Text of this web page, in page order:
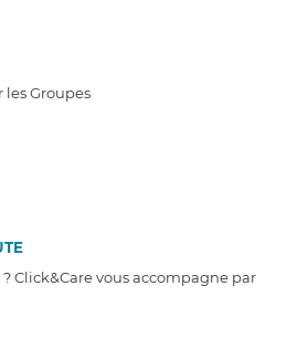
les Groupes
Click&Care vous accompagne par